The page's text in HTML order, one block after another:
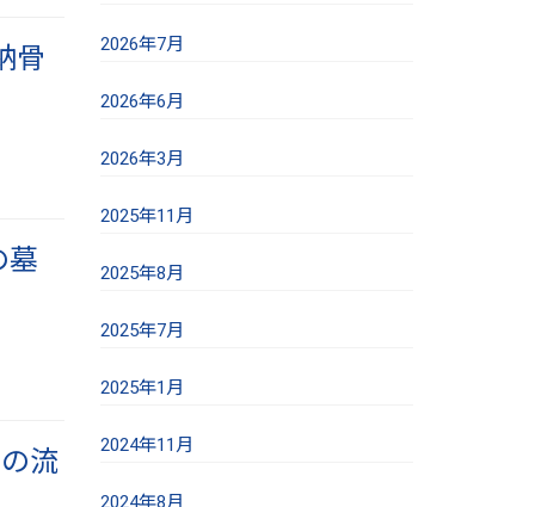
骨
墓
流
2026年7月
2026年6月
2026年3月
2025年11月
2025年8月
2025年7月
2025年1月
2024年11月
2024年8月